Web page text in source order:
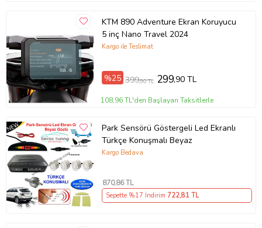
KTM 890 Adventure Ekran Koruyucu
5 inç Nano Travel 2024
Kargo ile Teslimat
%25 399,90 TL 299,90 TL
108,96 TL'den Başlayan Taksitlerle
Park Sensörü Göstergeli Led Ekranlı
Türkçe Konuşmalı Beyaz
Kargo Bedava
870,86 TL
Sepette %17 İndirim 722,81 TL